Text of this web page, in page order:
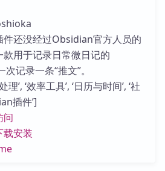
件还没经过Obsidian官方人员的
款用于记录日常微日记的
记录一条“推文”。
’, ‘效率工具’, ‘日历与时间’, ‘社
插件’]
问
载安装